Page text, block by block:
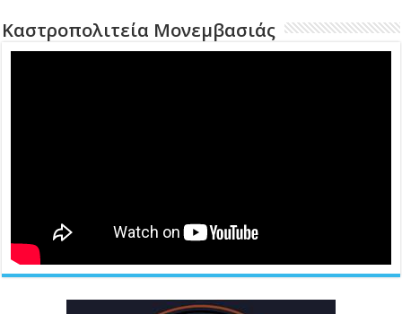
Καστροπολιτεία Μονεμβασιάς